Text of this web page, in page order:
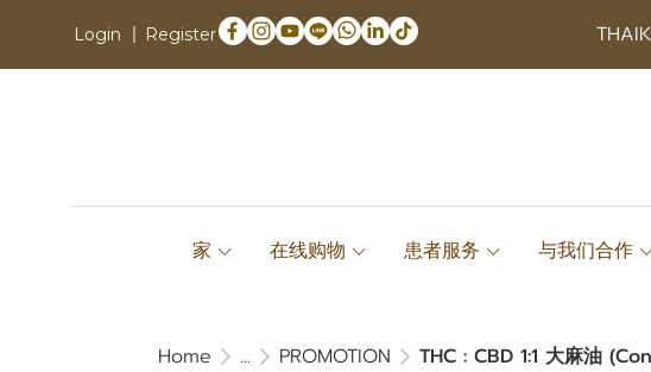
Login Register
家 在线购物 患者服务 与我们合作
Home ... PROMOTION THC : CBD 1:1 大麻油